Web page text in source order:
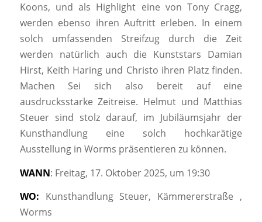
Koons, und als Highlight eine von Tony Cragg,
werden ebenso ihren Auftritt erleben. In einem
solch umfassenden Streifzug durch die Zeit
werden natürlich auch die Kunststars Damian
Hirst, Keith Haring und Christo ihren Platz finden.
Machen Sei sich also bereit auf eine
ausdrucksstarke Zeitreise. Helmut und Matthias
Steuer sind stolz darauf, im Jubiläumsjahr der
Kunsthandlung eine solch hochkarätige
Ausstellung in Worms präsentieren zu können.
WANN: Freitag, 17. Oktober 2025, um 19:30
WO: Kunsthandlung Steuer, Kämmererstraße ,
Worms